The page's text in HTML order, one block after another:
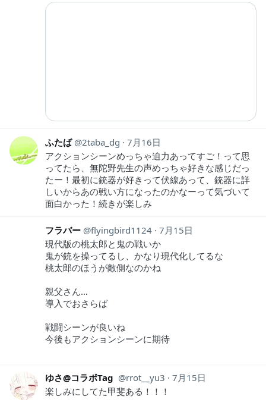
ふたば 2taba_dg
7月16日
アクションシーンめっちゃ迫力あってすご！って思
ってたら、無陀野先生の声めっちゃ好きな感じだっ
たー！最初に銃器が好きって伏線あって、銃器に詳
しいからあの戦い方になったのかなーって気づいて
面白かった！続きが楽しみ
フラバー flyingbird1124 7月15日
現代版の桃太郎と鬼の戦いか
鬼が銃を操ってるし、かなり現代化してるな
桃太郎のほうが敵側なのかね
親父さん…
導入でおさらば
戦闘シーンが良いね
今後もアクションシーンに期待
ゆさ@コラボTag rrot__yu3
7月15日
楽しみにしてた甲斐ある！！！